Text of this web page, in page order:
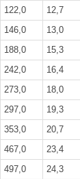
122,0 12,7
146,0 13,0
188,0 15,3
242,0 16,4
273,0 18,0
297,0 19,3
353,0 20,7
467,0 23,4
497,0 24,3